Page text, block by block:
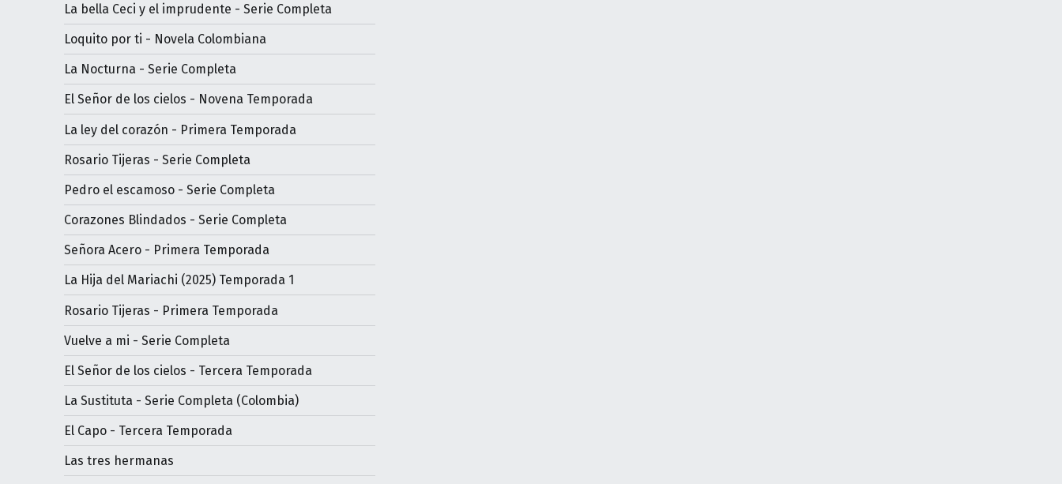
La bella Ceci y el imprudente - Serie Completa
Loquito por ti - Novela Colombiana
La Nocturna - Serie Completa
El Señor de los cielos - Novena Temporada
La ley del corazón - Primera Temporada
Rosario Tijeras - Serie Completa
Pedro el escamoso - Serie Completa
Corazones Blindados - Serie Completa
Señora Acero - Primera Temporada
La Hija del Mariachi (2025) Temporada 1
Rosario Tijeras - Primera Temporada
Vuelve a mi - Serie Completa
El Señor de los cielos - Tercera Temporada
La Sustituta - Serie Completa (Colombia)
El Capo - Tercera Temporada
Las tres hermanas